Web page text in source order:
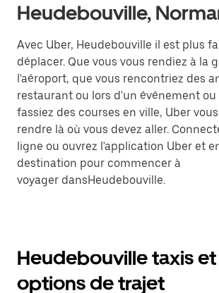
Heudebouville,
Avec Uber, Heudebouville il est plus
déplacer. Que vous vous rendiez à la
l'aéroport, que vous rencontriez des
restaurant ou lors d'un événement ou
fassiez des courses en ville, Uber
rendre là où vous devez aller.
ligne ou ouvrez l'application Uber et
destination pour commencer à
voyager dansHeudebouville.
Heudebouville taxis
options de trajet